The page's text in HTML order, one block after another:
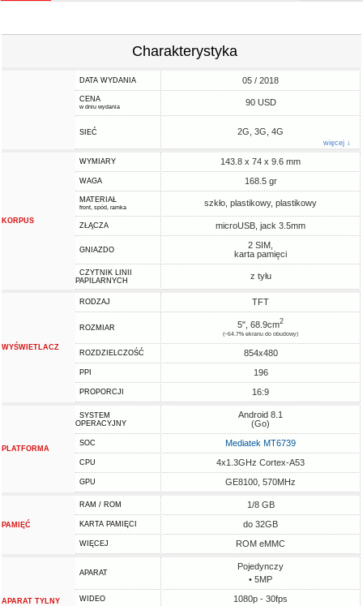
Charakterystyka
DATA WYDANIA 05 / 2018
CENA
w dniu wydania 90 USD
SIEĆ 2G, 3G, 4G
więcej ↓
KORPUS
WYMIARY 143.8 x 74 x 9.6 mm
WAGA 168.5 gr
MATERIAŁ
front, spód, ramka szkło, plastikowy, plastikowy
ZŁĄCZA microUSB, jack 3.5mm
GNIAZDO
2 SIM,
karta pamięci
CZYTNIK LINII
PAPILARNYCH
z tyłu
WYŚWIETLACZ
RODZAJ TFT
ROZMIAR 5", 68.9cm2
(~64.7% ekranu do obudowy)
ROZDZIELCZOŚĆ 854x480
PPI 196
PROPORCJI 16:9
PLATFORMA
SYSTEM
OPERACYJNY
Android 8.1
(Go)
SOC Mediatek MT6739
CPU 4x1.3GHz Cortex-A53
GPU GE8100, 570MHz
PAMIĘĆ
RAM / ROM 1/8 GB
KARTA PAMIĘCI do 32GB
WIĘCEJ ROM eMMC
APARAT TYLNY
APARAT
Pojedynczy
• 5MP
WIDEO 1080p - 30fps